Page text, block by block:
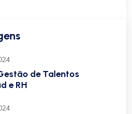
de Talentos
e RH